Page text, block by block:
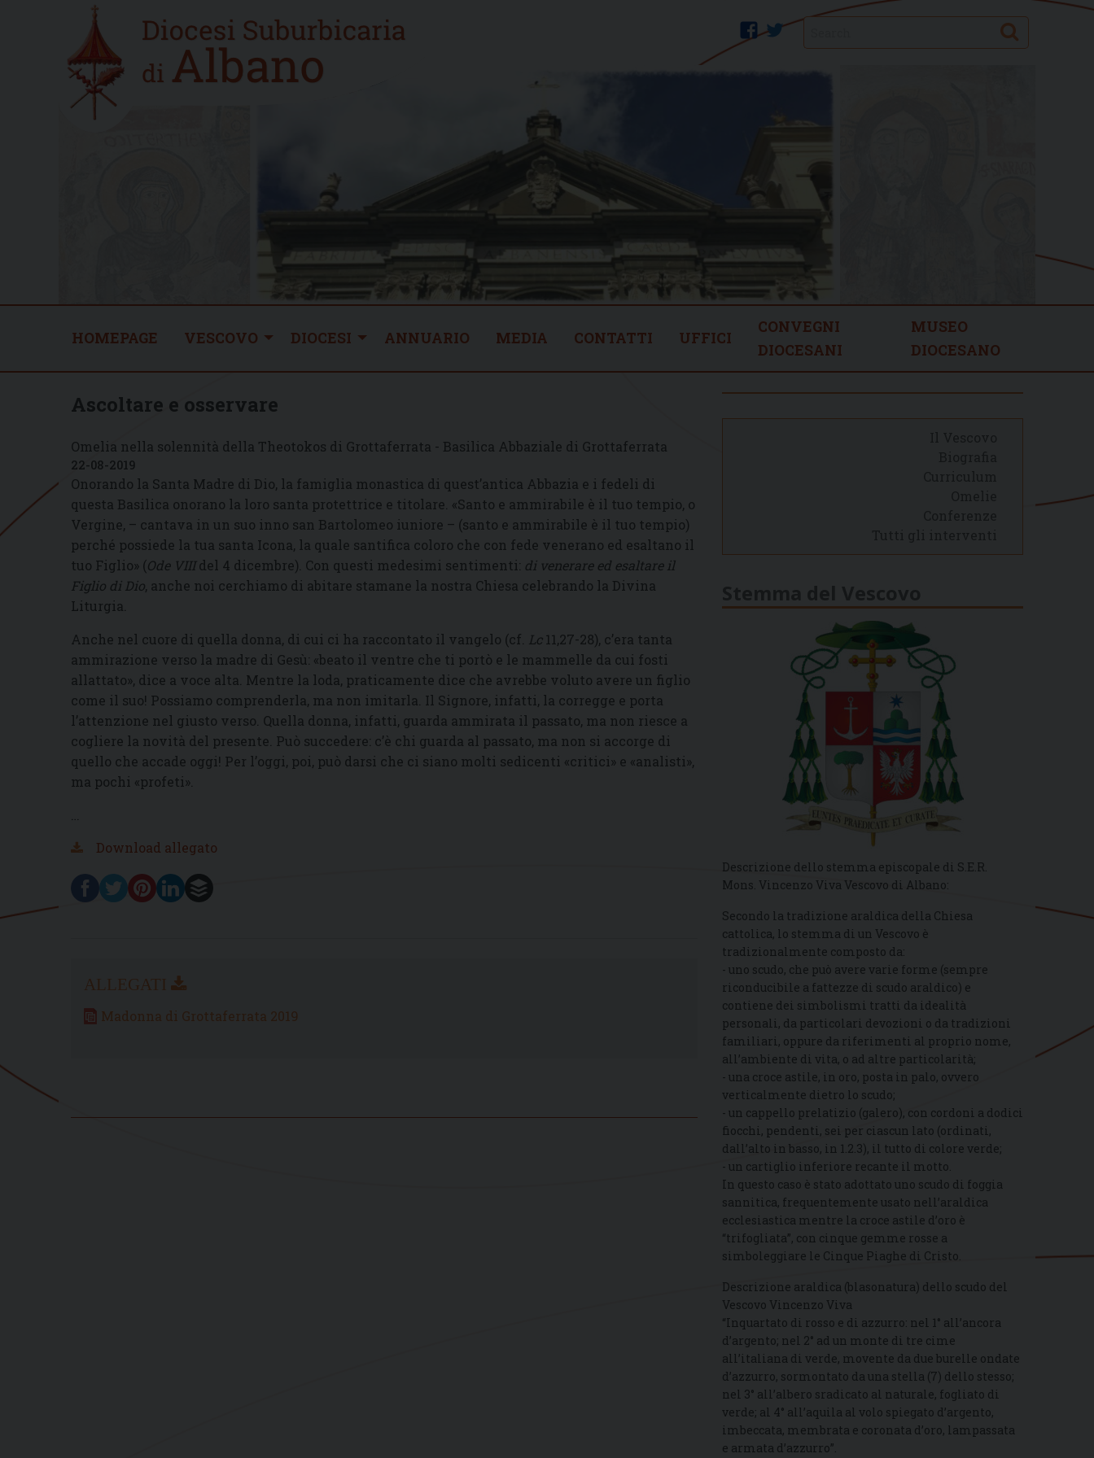
Home
new
twitter
facebook Search
HOMEPAGE VESCOVO DIOCESI ANNUARIO MEDIA CONTATTI UFFICI
CONVEGNI
DIOCESANI
MUSEO
DIOCESANO
Ascoltare e osservare
Omelia nella solennità della Theotokos di Grottaferrata - Basilica Abbaziale di Grottaferrata
22-08-2019
Onorando la Santa Madre di Dio, la famiglia monastica di quest’antica Abbazia e i fedeli di
questa Basilica onorano la loro santa protettrice e titolare. «Santo e ammirabile è il tuo tempio, o
Vergine, – cantava in un suo inno san Bartolomeo iuniore – (santo e ammirabile è il tuo tempio)
perché possiede la tua santa Icona, la quale santifica coloro che con fede venerano ed esaltano il
tuo Figlio» (Ode VIIIdel 4 dicembre). Con questi medesimi sentimenti: di venerare ed esaltare il
Figlio di Dio, anche noi cerchiamo di abitare stamane la nostra Chiesa celebrando la Divina
Liturgia.
Anche nel cuore di quella donna, di cui ci ha raccontato il vangelo (cf. Lc11,27-28), c’era tanta
ammirazione verso la madre di Gesù: «beato il ventre che ti portò e le mammelle da cui fosti
allattato», dice a voce alta. Mentre la loda, praticamente dice che avrebbe voluto avere un figlio
come il suo! Possiamo comprenderla, ma non imitarla. Il Signore, infatti, la corregge e porta
l’attenzione nel giusto verso. Quella donna, infatti, guarda ammirata il passato, ma non riesce a
cogliere la novità del presente. Può succedere: c’è chi guarda al passato, ma non si accorge di
quello che accade oggi! Per l’oggi, poi, può darsi che ci siano molti sedicenti «critici» e «analisti»,
ma pochi «profeti».
Download allegato
Madonna di Grottaferrata 2019
Descrizione dello stemma episcopale di S.E.R.
Mons. Vincenzo Viva Vescovo di Albano:
Secondo la tradizione araldica della Chiesa
cattolica, lo stemma di un Vescovo è
tradizionalmente composto da:
- uno scudo, che può avere varie forme (sempre
riconducibile a fattezze di scudo araldico) e
contiene dei simbolismi tratti da idealità
personali, da particolari devozioni o da tradizioni
familiari, oppure da riferimenti al proprio nome,
all’ambiente di vita, o ad altre particolarità;
- una croce astile, in oro, posta in palo, ovvero
verticalmente dietro lo scudo;
- un cappello prelatizio (galero), con cordoni a dodici
fiocchi, pendenti, sei per ciascun lato (ordinati,
dall’alto in basso, in 1.2.3), il tutto di colore verde;
- un cartiglio inferiore recante il motto.
In questo caso è stato adottato uno scudo di foggia
sannitica, frequentemente usato nell’araldica
ecclesiastica mentre la croce astile d’oro è
“trifogliata”, con cinque gemme rosse a
simboleggiare le Cinque Piaghe di Cristo.
Descrizione araldica (blasonatura) dello scudo del
Vescovo Vincenzo Viva
“Inquartato di rosso e di azzurro: nel 1° all’ancora
d’argento; nel 2° ad un monte di tre cime
all’italiana di verde, movente da due burelle ondate
d’azzurro, sormontato da una stella (7) dello stesso;
nel 3° all’albero sradicato al naturale, fogliato di
verde; al 4° all’aquila al volo spiegato d’argento,
imbeccata, membrata e coronata d’oro, lampassata
e armata d’azzurro”.